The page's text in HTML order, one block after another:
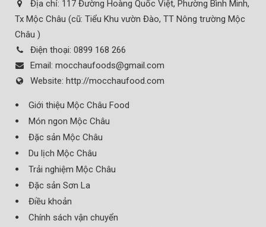
Địa chỉ: 117 Đường Hoàng Quốc Việt, Phường Bình Minh,
Tx Mộc Châu (cũ: Tiểu Khu vườn Đào, TT Nông trường Mộc
Châu )
Điện thoại: 0899 168 266
Email: mocchaufoods@gmail.com
Website: http://mocchaufood.com
Giới thiệu Mộc Châu Food
Món ngon Mộc Châu
Đặc sản Mộc Châu
Du lịch Mộc Châu
Trải nghiệm Mộc Châu
Đặc sản Sơn La
Điều khoản
Chính sách vận chuyển